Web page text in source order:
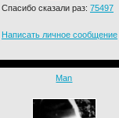
Спасибо сказали раз: 75497
Написать личное сообщение
Man